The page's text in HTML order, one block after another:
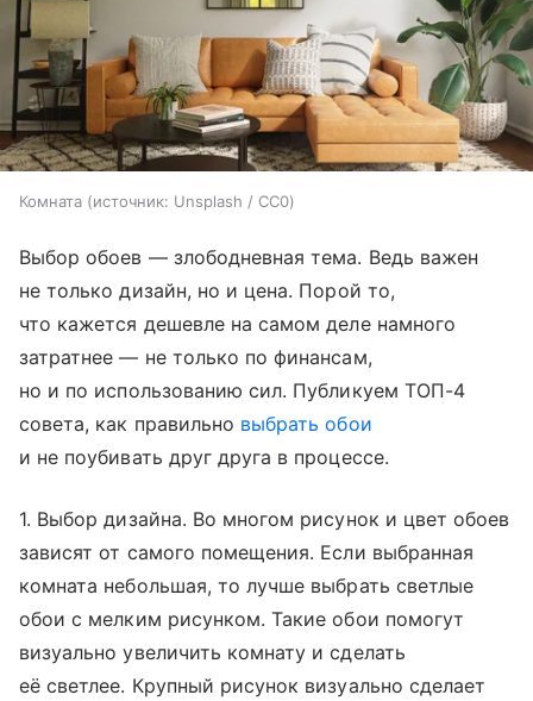
Комната источник: Unsplash / CC0
Выбор обоев — злободневная тема. Ведь важен
не только дизайн, но и цена. Порой то,
что кажется дешевле на самом деле намного
затратнее — не только по финансам,
но и по использованию сил. Публикуем ТОП-4
совета, как правильно выбрать обои
и не поубивать друг друга в процессе.
1. Выбор дизайна. Во многом рисунок и цвет обоев
зависят от самого помещения. Если выбранная
комната небольшая, то лучше выбрать светлые
обои с мелким рисунком. Такие обои помогут
визуально увеличить комнату и сделать
её светлее. Крупный рисунок визуально сделает